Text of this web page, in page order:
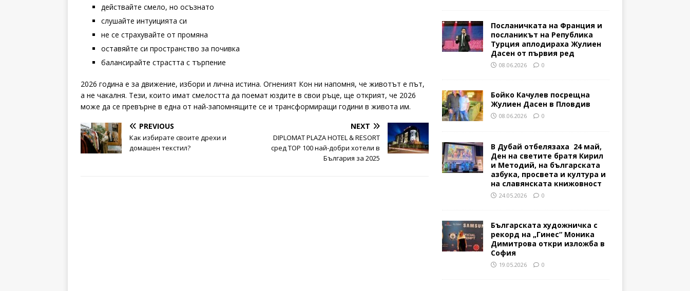
действайте смело, но осъзнато
слушайте интуицията си
не се страхувайте от промяна
оставяйте си пространство за почивка
балансирайте страстта с търпение
2026 година е за движение, избори и лична истина. Огненият Кон ни напомня, че животът е път,
а не чакалня. Тези, които имат смелостта да поемат юздите в свои ръце, ще открият, че 2026
може да се превърне в една от най-запомнящите се и трансформиращи години в живота им.
PREVIOUS
Как избирате своите дрехи и
домашен текстил?
NEXT
DIPLOMAT PLAZA HOTEL & RESORT
сред TOP 100 най-добри хотели в
България за 2025
Посланичката на Франция и
посланикът на Република
Турция аплодираха Жулиен
Дасен от първия ред
08.06.2026 0
Бойко Качулев посрещна
Жулиен Дасен в Пловдив
08.06.2026 0
В Дубай отбелязаха 24 май,
Ден на светите братя Кирил
и Методий, на българската
азбука, просвета и култура и
на славянската книжовност
24.05.2026 0
Българската художничка с
рекорд на „Гинес“ Моника
Димитрова откри изложба в
София
19.05.2026 0